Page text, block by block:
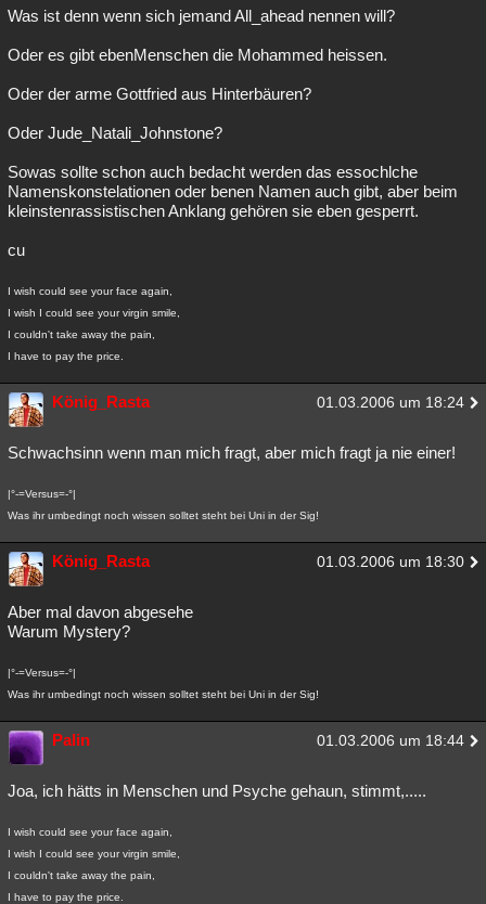
Was ist denn wenn sich jemand All_ahead nennen will?
Oder es gibt ebenMenschen die Mohammed heissen.
Oder der arme Gottfried aus Hinterbäuren?
Oder Jude_Natali_Johnstone?
Sowas sollte schon auch bedacht werden das essochlche
Namenskonstelationen oder benen Namen auch gibt, aber beim
kleinstenrassistischen Anklang gehören sie eben gesperrt.
cu
I wish could see your face again,
I wish I could see your virgin smile,
I couldn't take away the pain,
I have to pay the price.
König_Rasta 01.03.2006 um 18:24
Schwachsinn wenn man mich fragt, aber mich fragt ja nie einer!
|°-=Versus=-°|
Was ihr umbedingt noch wissen solltet steht bei Uni in der Sig!
König_Rasta 01.03.2006 um 18:30
Aber mal davon abgesehe
Warum Mystery?
|°-=Versus=-°|
Was ihr umbedingt noch wissen solltet steht bei Uni in der Sig!
Palin 01.03.2006 um 18:44
Joa, ich hätts in Menschen und Psyche gehaun, stimmt,.....
I wish could see your face again,
I wish I could see your virgin smile,
I couldn't take away the pain,
I have to pay the price.